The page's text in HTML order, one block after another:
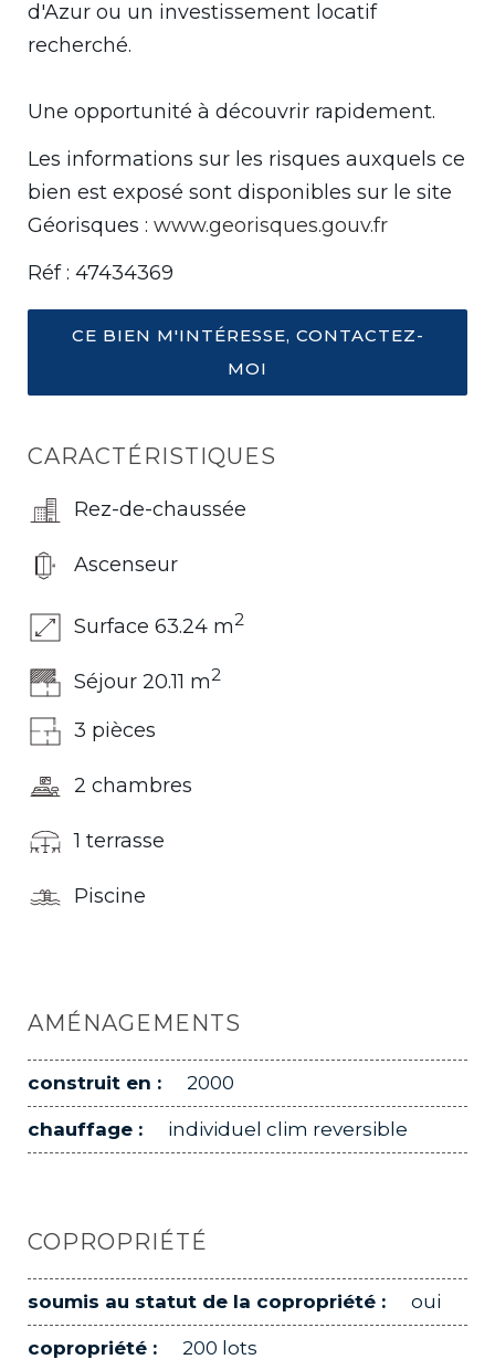
d'Azur ou un investissement locatif
recherché.
Une opportunité à découvrir rapidement.
Les informations sur les risques auxquels ce
bien est exposé sont disponibles sur le site
Géorisques : www.georisques.gouv.fr
Réf : 47434369
CE BIEN M'INTÉRESSE, CONTACTEZ-
MOI
CARACTÉRISTIQUES
Rez-de-chaussée
Ascenseur
Surface 63.24 m2
Séjour 20.11 m2
3 pièces
2 chambres
1 terrasse
Piscine
AMÉNAGEMENTS
construit en : 2000
chauffage : individuel clim reversible
COPROPRIÉTÉ
soumis au statut de la copropriété : oui
copropriété : 200 lots